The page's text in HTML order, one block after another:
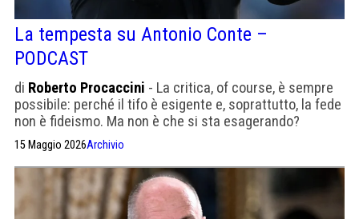
La tempesta su Antonio Conte –
PODCAST
di Roberto Procaccini - La critica, of course, è sempre
possibile: perché il tifo è esigente e, soprattutto, la fede
non è fideismo. Ma non è che si sta esagerando?
15 Maggio 2026Archivio